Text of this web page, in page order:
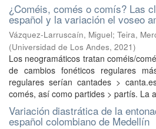
¿Coméis, comés o comís? Las
español y la variación el voseo
Vázquez-Larruscaín, Miguel; Teira,
(Universidad de Los Andes, 2021)
Los neogramáticos tratan coméis/
de cambios fonéticos regulares
regulares serían cantades >
comés, así como partides > partís. La
Variación diastrática de la
español colombiano de Medellín